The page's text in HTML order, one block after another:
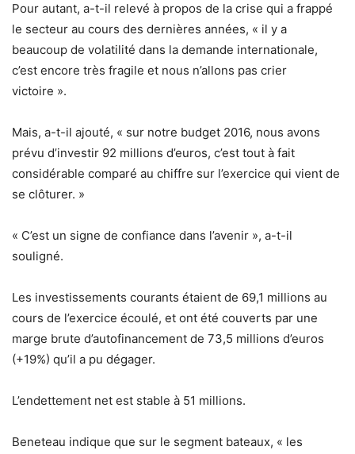
Pour autant, a-t-il relevé à propos de la crise qui a frappé
le secteur au cours des dernières années, « il y a
beaucoup de volatilité dans la demande internationale,
c’est encore très fragile et nous n’allons pas crier
victoire ».
Mais, a-t-il ajouté, « sur notre budget 2016, nous avons
prévu d’investir 92 millions d’euros, c’est tout à fait
considérable comparé au chiffre sur l’exercice qui vient de
se clôturer. »
« C’est un signe de confiance dans l’avenir », a-t-il
souligné.
Les investissements courants étaient de 69,1 millions au
cours de l’exercice écoulé, et ont été couverts par une
marge brute d’autofinancement de 73,5 millions d’euros
(+19%) qu’il a pu dégager.
L’endettement net est stable à 51 millions.
Beneteau indique que sur le segment bateaux, « les